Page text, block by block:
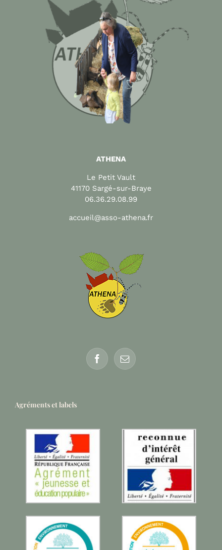
ATHENA
Le Petit Vault
41170 Sargé-sur-Braye
06.36.29.08.99
accueil@asso-athena.fr
Agréments et labels